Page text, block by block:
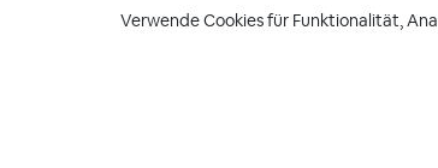
Verwende Cookies für Funktionalität,